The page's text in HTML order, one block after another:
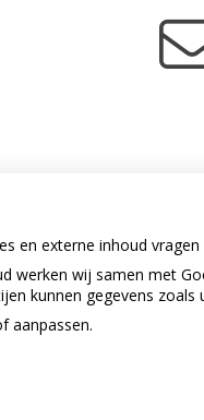
gegeven
is om
en externe inhoud
wij samen met
kunnen gegevens zoals
aanpassen.